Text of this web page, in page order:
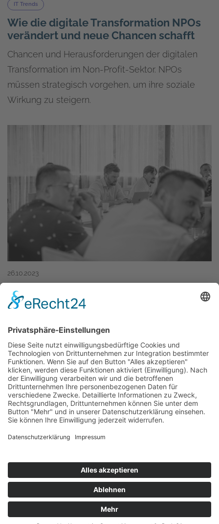
IT Trends
Wie die digitale Transformation NPOs
verändert und neue Chancen schafft
Chancen und Herausforderungen der digitalen
Transformation im Non-Profit-Sektor. NPOs
müssen strategisch vorgehen, um ihre soziale
Wirkung zu steigern.
26.10.2023
KI
Wie Künstliche Intelligenz das UX/UI-
Entdecken Sie, wie KI das UX/UI-Design
revolutioniert und welche Vorteile und
Herausforderungen diese Entwicklung mit sich
bringt. Erfahren Sie mehr über unsere UI/UX
Dienstleistungen.
office@northitgroup.com +49(158)88649498